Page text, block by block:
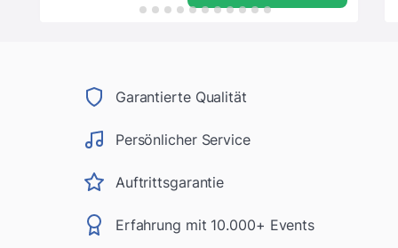
Garantierte Qualität
Persönlicher Service
Auftrittsgarantie
Erfahrung mit 10.000+ Events